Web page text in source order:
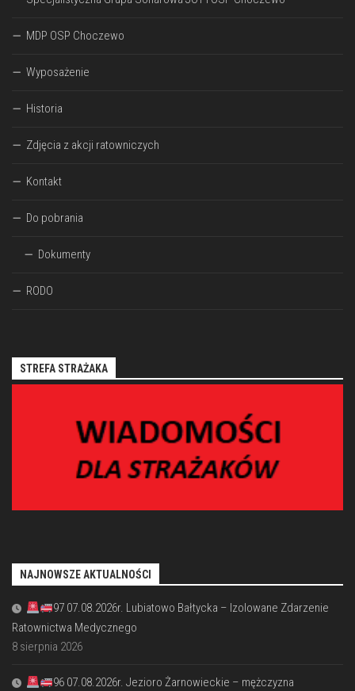
MDP OSP Choczewo
Wyposażenie
Historia
Zdjęcia z akcji ratowniczych
Kontakt
Do pobrania
Dokumenty
RODO
STREFA STRAŻAKA
NAJNOWSZE AKTUALNOŚCI
97 07.08.2026r. Lubiatowo Bałtycka – Izolowane Zdarzenie
Ratownictwa Medycznego
8 sierpnia 2026
96 07.08.2026r. Jezioro Żarnowieckie – mężczyzna